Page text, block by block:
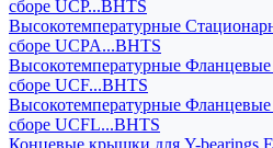
сборе UCP...BHTS
Высокотемпературные
сборе UCPA...BHTS
Высокотемпературные
сборе UCF...BHTS
Высокотемпературные
сборе UCFL...BHTS
Концевые крышки для Y-bearings